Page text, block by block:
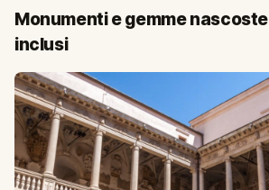
Monumenti e gemme nascoste
inclusi